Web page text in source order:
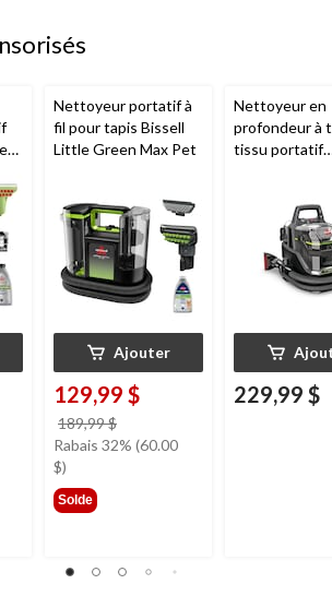
Nettoyeur portatif à
fil pour tapis Bissell
Little Green Max Pet
Ajouter
129,99 $
189,99 $
était
Rabais 32% (60.00
$)
Solde
Nettoyeur en
profondeur à
tissu portatif
229,99 $